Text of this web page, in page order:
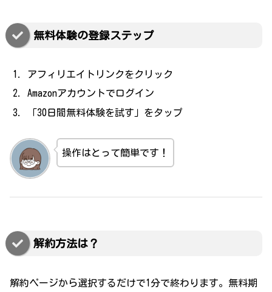
無料体験の登録ステップ
アフィリエイトリンクをクリック
Amazonアカウントでログイン
「30日間無料体験を試す」をタップ
操作はとって簡単です！
解約方法は？
解約ページから選択するだけで1分で終わります。無料期